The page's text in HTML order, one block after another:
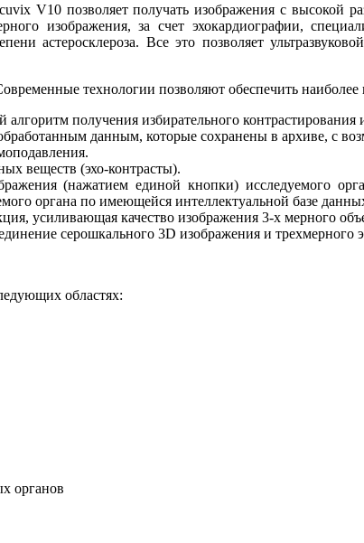
V10 позволяет получать изображения с высокой
изображения, за счет эхокардиографии,
астеросклероза. Все это позволяет
технологии позволяют обеспечить наиболее
получения избирательного
данным, которые сохранены в архиве, с
веществ (эхо-контрасты).
(нажатием единой кнопки) исследуемого
органа по имеющейся интеллектуальной базе
усиливающая качество изображения 3-х мерного
серошкального 3D изображения и трехмерного
областях:
органов